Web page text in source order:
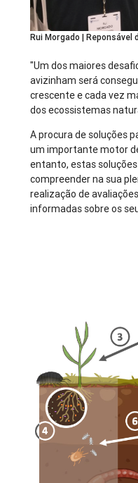
Rui Morgado |
"Um dos maiores
avizinham será
crescente e cada vez
dos ecossistemas
A procura de soluções
um importante motor
entanto, estas
compreender na sua
realização de
informadas sobre os